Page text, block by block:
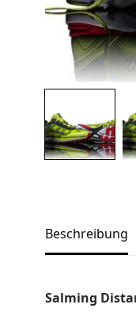
Beschreibung
Salming
Links
Über uns
Kontakt
Produkt-
Bekleidung
Gutscheine /
Kompasse